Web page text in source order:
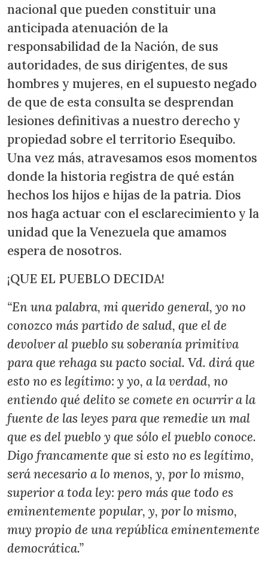
nacional que pueden constituir una
anticipada atenuación de la
responsabilidad de la Nación, de sus
autoridades, de sus dirigentes, de sus
hombres y mujeres, en el supuesto negado
de que de esta consulta se desprendan
lesiones definitivas a nuestro derecho y
propiedad sobre el territorio Esequibo.
Una vez más, atravesamos esos momentos
donde la historia registra de qué están
hechos los hijos e hijas de la patria. Dios
nos haga actuar con el esclarecimiento y la
unidad que la Venezuela que amamos
espera de nosotros.
¡QUE EL PUEBLO DECIDA!
“En una palabra, mi querido general, yo no
conozco más partido de salud, que el de
devolver al pueblo su soberanía primitiva
para que rehaga su pacto social. Vd. dirá que
esto no es legítimo: y yo, a la verdad, no
entiendo qué delito se comete en ocurrir a la
fuente de las leyes para que remedie un mal
que es del pueblo y que sólo el pueblo conoce.
Digo francamente que si esto no es legítimo,
será necesario a lo menos, y, por lo mismo,
superior a toda ley: pero más que todo es
eminentemente popular, y, por lo mismo,
muy propio de una república eminentemente
democrática.”